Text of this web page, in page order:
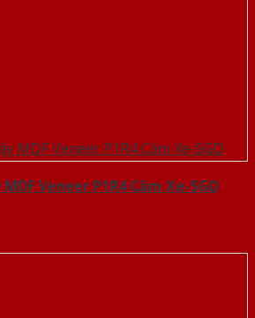
Veneer P1R4 Căm Xe-SGD